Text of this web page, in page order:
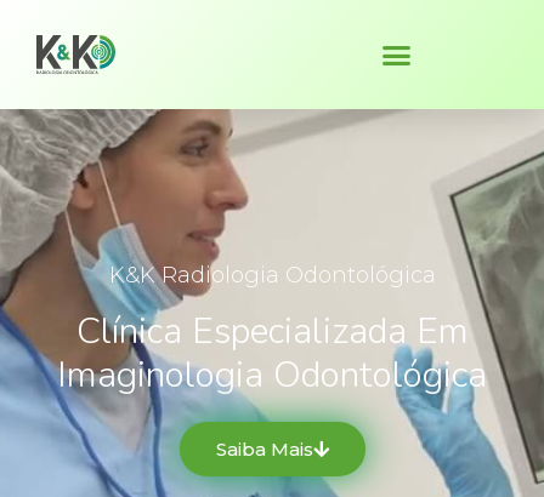
K&K Radiologia Odontológica
Clínica Especializada Em
Imaginologia Odontológica
Saiba Mais